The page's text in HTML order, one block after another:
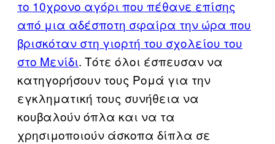
το 10χρονο αγόρι που πέθανε επίσης
από μια αδέσποτη σφαίρα την ώρα που
βρισκόταν στη γιορτή του σχολείου του
στο Μενίδι. Τότε όλοι έσπευσαν να
κατηγορήσουν τους Ρομά για την
εγκληματική τους συνήθεια να
κουβαλούν όπλα και να τα
χρησιμοποιούν άσκοπα δίπλα σε